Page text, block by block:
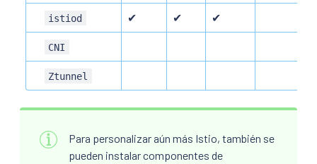
istiod ✔ ✔ ✔
CNI
Ztunnel
Para personalizar aún más Istio, también se
pueden instalar componentes de